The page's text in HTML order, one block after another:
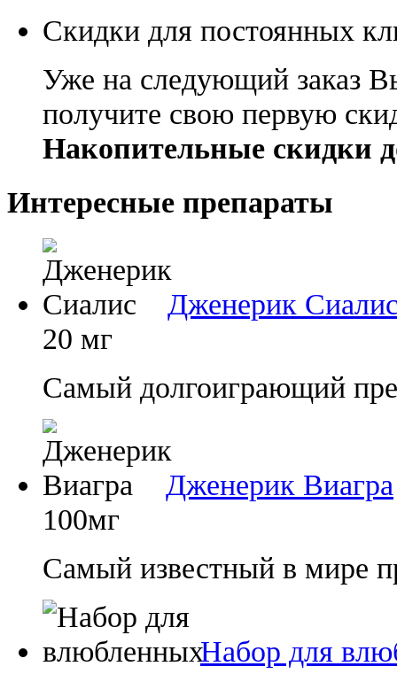
Скидки для постоянных
Уже на следующий заказ
получите свою первую
Накопительные скидки
Интересные препараты
Дженерик
20 мг
Самый долгоиграющий
Дженерик Виагра
100мг
Самый известный в мире
Набор для